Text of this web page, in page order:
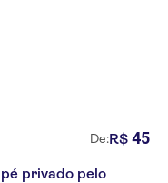
De:R$ 45
privado pelo